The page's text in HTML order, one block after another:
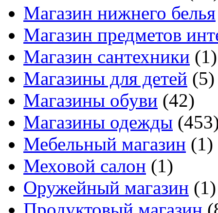
Магазин нижнего белья
Магазин предметов
Магазин сантехники (1)
Магазины для детей (5)
Магазины обуви (42)
Магазины одежды
Мебельный магазин (1)
Меховой салон (1)
Оружейный магазин (1)